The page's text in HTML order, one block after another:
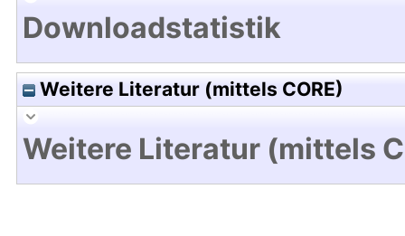
Downloadstatistik
Weitere Literatur (mittels CORE)
Weitere Literatur (mittels